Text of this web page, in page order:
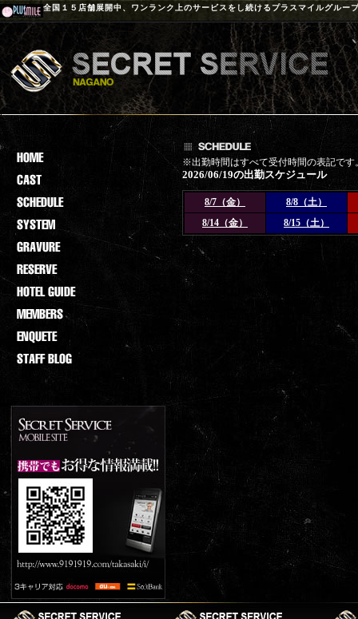
全国１５店舗展開中、ワンランク上のサービスをし続けるプラスマイルグルー
※出勤時間はすべて受付時間の表記です
2026/06/19の出勤スケジュール
8/7（金）
8/8（土）
8/14（金）
8/15（土）
登録されておりません。